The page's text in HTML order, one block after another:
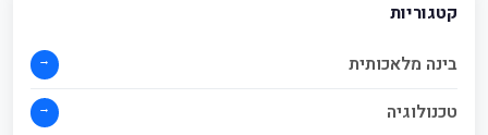
קטגוריות
בינה מלאכותית
→
טכנולוגיה →